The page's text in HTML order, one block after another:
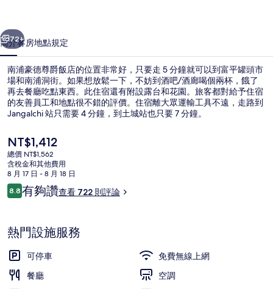
店
的
相
片
集
個 下一個
72+
簡介客房地點規定
南浦豪德尊爵飯店的位置非常好，只要走 5 分鐘就可以到富平罐頭市
場和南浦洞街。如果想放鬆一下，不妨到酒吧/酒廊喝個兩杯，餓了
再去餐廳吃點東西。此住宿還有附設露台和花園。旅客都對給予住宿
的友善員工和地點很不錯的評價。住宿離大眾運輸工具不遠，走路到
Jangalchi 站只需要 4 分鐘，到土城站也只要 7 分鐘。
目
前
的
價
格
是
NT$1,412
總價 NT$1,562
含稅金和其他費用
8 月 17 日 - 8 月 18 日
評
論
8.88.8 分，滿分 10 分，
有夠讚查看 722 則評論
熱門設施服務
可停車
免費無線上網
餐廳
空調